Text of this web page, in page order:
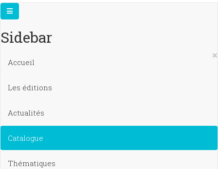
Sidebar
×
Accueil
Les éditions
Actualités
Catalogue
Thématiques